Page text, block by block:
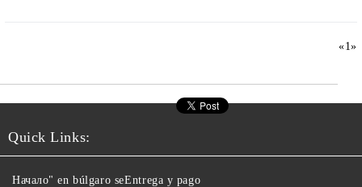
«1»
Quick Links:
Начало" en búlgaro seEntrega y pago